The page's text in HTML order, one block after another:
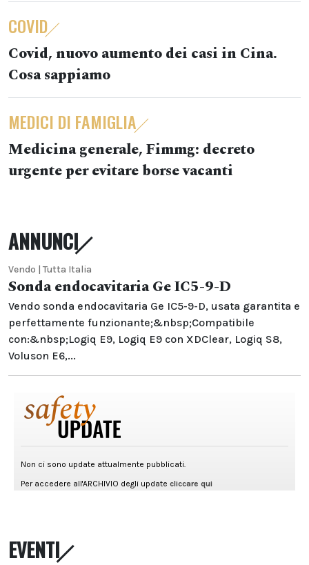
COVID
Covid, nuovo aumento dei casi in Cina.
Cosa sappiamo
MEDICI DI FAMIGLIA
Medicina generale, Fimmg: decreto
urgente per evitare borse vacanti
ANNUNCI
Vendo | Tutta Italia
Sonda endocavitaria Ge IC5-9-D
Vendo sonda endocavitaria Ge IC5-9-D, usata garantita e
perfettamente funzionante;&nbsp;Compatibile
con:&nbsp;Logiq E9, Logiq E9 con XDClear, Logiq S8,
Voluson E6,...
EVENTI